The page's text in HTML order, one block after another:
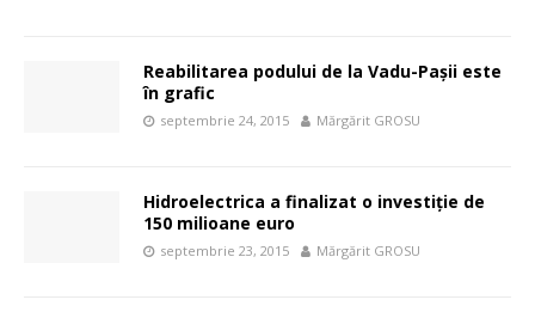
Reabilitarea podului de la Vadu-Paşii este
în grafic
septembrie 24, 2015 Mărgărit GROSU
Hidroelectrica a finalizat o investiţie de
150 milioane euro
septembrie 23, 2015 Mărgărit GROSU